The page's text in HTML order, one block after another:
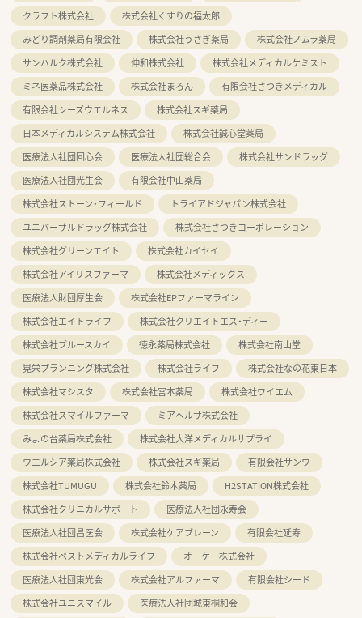
クラフト株式会社
株式会社くすりの福太郎
みどり調剤薬局有限会社
株式会社うさぎ薬局
株式会社ノムラ薬局
サンハルク株式会社
伸和株式会社
株式会社メディカルケミスト
ミネ医薬品株式会社
株式会社まろん
有限会社さつきメディカル
有限会社シーズウエルネス
株式会社スギ薬局
日本メディカルシステム株式会社
株式会社誠心堂薬局
医療法人社団回心会
医療法人社団総合会
株式会社サンドラッグ
医療法人社団光生会
有限会社中山薬局
株式会社ストーン・フィールド
トライアドジャパン株式会社
ユニバーサルドラッグ株式会社
株式会社さつきコーポレーション
株式会社グリーンエイト
株式会社カイセイ
株式会社アイリスファーマ
株式会社メディックス
医療法人財団厚生会
株式会社EPファーマライン
株式会社エイトライフ
株式会社クリエイトエス・ディー
株式会社ブルースカイ
徳永薬局株式会社
株式会社南山堂
晃栄プランニング株式会社
株式会社ライフ
株式会社なの花東日本
株式会社マシスタ
株式会社宮本薬局
株式会社ワイエム
株式会社スマイルファーマ
ミアヘルサ株式会社
みよの台薬局株式会社
株式会社大洋メディカルサプライ
ウエルシア薬局株式会社
株式会社スギ薬局
有限会社サンワ
株式会社TUMUGU
株式会社鈴木薬局
H2STATION株式会社
株式会社クリニカルサポート
医療法人社団永寿会
医療法人社団昌医会
株式会社ケアブレーン
有限会社延寿
株式会社ベストメディカルライフ
オーケー株式会社
医療法人社団東光会
株式会社アルファーマ
有限会社シード
株式会社ユニスマイル
医療法人社団城東桐和会